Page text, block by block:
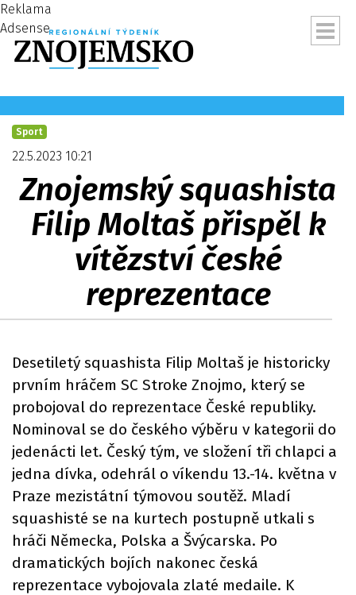
Reklama
Adsense
Sport
22.5.2023 10:21
Znojemský squashista
Filip Moltaš přispěl k
vítězství české
reprezentace
Desetiletý squashista Filip Moltaš je historicky
prvním hráčem SC Stroke Znojmo, který se
probojoval do reprezentace České republiky.
Nominoval se do českého výběru v kategorii do
jedenácti let. Český tým, ve složení tři chlapci a
jedna dívka, odehrál o víkendu 13.-14. května v
Praze mezistátní týmovou soutěž. Mladí
squashisté se na kurtech postupně utkali s
hráči Německa, Polska a Švýcarska. Po
dramatických bojích nakonec česká
reprezentace vybojovala zlaté medaile. K